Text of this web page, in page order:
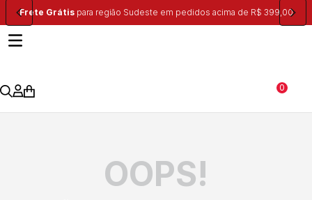
Frete Grátispara região Sudeste em pedidos acima de R$ 399,00
OOPS!